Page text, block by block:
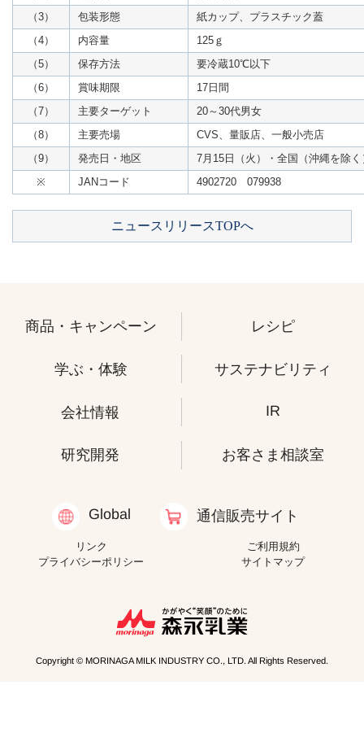
（3）
包装形態
紙カップ、プラスチック蓋
（4）
内容量
125ｇ
（5）
保存方法
要冷蔵10℃以下
（6）
賞味期限
17日間
（7）
主要ターゲット
20～30代男女
（8）
主要売場
CVS、量販店、一般小売店
（9）
発売日・地区
7月15日（火）・全国（沖縄を除く
※
JANコード 4902720 079938
ニュースリリースTOPへ
商品・キャンペーン レシピ
学ぶ・体験 サステナビリティ
会社情報 IR
研究開発 お客さま相談室
Global 通信販売サイト
リンク
ご利用規約
プライバシーポリシー
サイトマップ
Copyright © MORINAGA MILK INDUSTRY CO., LTD. All Rights Reserved.